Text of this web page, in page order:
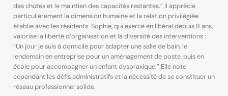
des chutes et le maintien des capacités restantes.” Il apprécie
particulièrement la dimension humaine et la relation privilégiée
établie avec les résidents. Sophie, qui exerce en libéral depuis 8 ans,
valorise la liberté d’organisation et la diversité des interventions :
“Un jour je suis à domicile pour adapter une salle de bain, le
lendemain en entreprise pour un aménagement de poste, puis en
école pour accompagner un enfant dyspraxique.” Elle note
cependant les défis administratifs et la nécessité de se constituer un
réseau professionnel solide.